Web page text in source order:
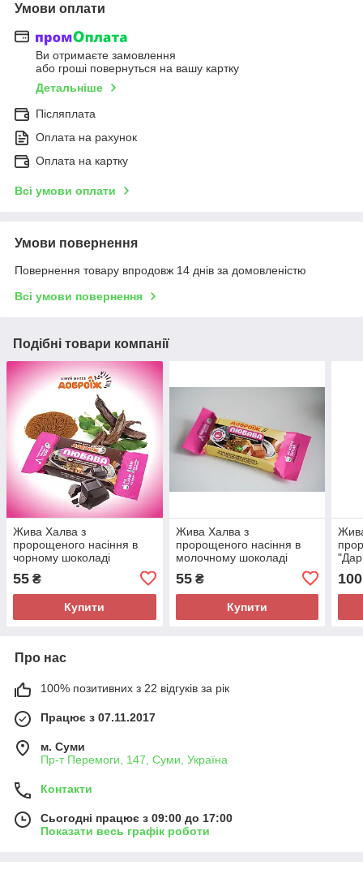
Умови оплати
Ви отримаєте замовлення
або гроші повернуться на вашу картку
Детальніше
Післяплата
Оплата на рахунок
Оплата на картку
Всі умови оплати
Умови повернення
Повернення товару впродовж 14 днів за домовленістю
Всі умови повернення
Подібні товари компанії
Жива Халва з
пророщеного насіння в
чорному шоколаді
55 ₴
Купити
Жива Халва з
пророщеного насіння в
молочному шоколаді
55₴
Купити
100
Про нас
100% позитивних з 22 відгуків за рік
Працює з 07.11.2017
м. Суми
Пр-т Перемоги, 147, Суми, Україна
Контакти
Сьогодні працює з 09:00 до 17:00
Показати весь графік роботи